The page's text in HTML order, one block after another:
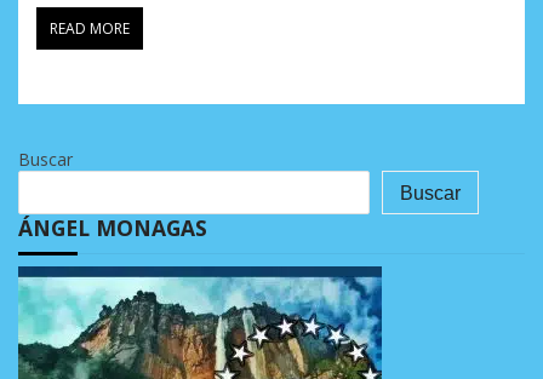
READ MORE
Buscar
Buscar
ÁNGEL MONAGAS